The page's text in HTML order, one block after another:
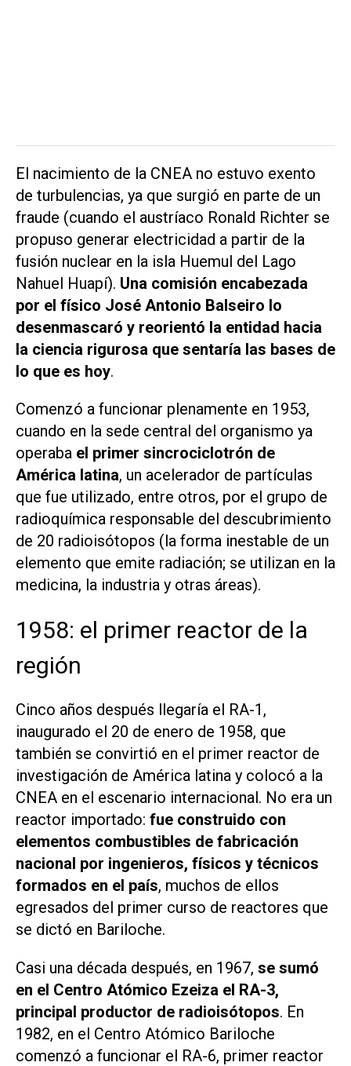
El nacimiento de la CNEA no estuvo exento
de turbulencias, ya que surgió en parte de un
fraude (cuando el austríaco Ronald Richter se
propuso generar electricidad a partir de la
fusión nuclear en la isla Huemul del Lago
Nahuel Huapí). Una comisión encabezada
por el físico José Antonio Balseiro lo
desenmascaró y reorientó la entidad hacia
la ciencia rigurosa que sentaría las bases de
lo que es hoy.
Comenzó a funcionar plenamente en 1953,
cuando en la sede central del organismo ya
operaba el primer sincrociclotrón de
América latina, un acelerador de partículas
que fue utilizado, entre otros, por el grupo de
radioquímica responsable del descubrimiento
de 20 radioisótopos (la forma inestable de un
elemento que emite radiación; se utilizan en la
medicina, la industria y otras áreas).
1958: el primer reactor de la
región
Cinco años después llegaría el RA-1,
inaugurado el 20 de enero de 1958, que
también se convirtió en el primer reactor de
investigación de América latina y colocó a la
CNEA en el escenario internacional. No era un
reactor importado: fue construido con
elementos combustibles de fabricación
nacional por ingenieros, físicos y técnicos
formados en el país, muchos de ellos
egresados del primer curso de reactores que
se dictó en Bariloche.
Casi una década después, en 1967, se sumó
en el Centro Atómico Ezeiza el RA-3,
principal productor de radioisótopos. En
1982, en el Centro Atómico Bariloche
comenzó a funcionar el RA-6, primer reactor